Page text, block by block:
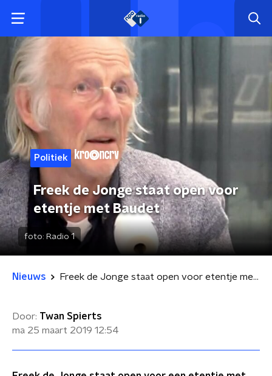
Politiek
Freek de Jonge staat open voor
etentje met Baudet
foto: Radio 1
Nieuws Freek de Jonge staat open voor etentje met Baudet
Door: Twan Spierts
ma 25 maart 2019 12:54